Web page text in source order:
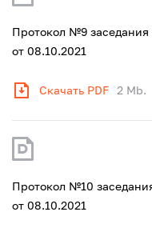
Протокол №9
от 08.10.2021
Скачать PDF 2 Mb.
Протокол №10
от 08.10.2021